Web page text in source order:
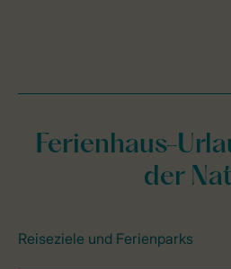
Ferienhaus-
der
Reiseziele und Ferienparks